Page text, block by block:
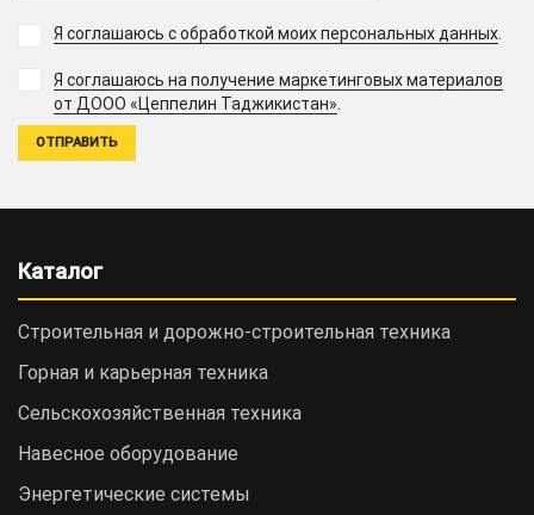
Я соглашаюсь с обработкой моих персональных данных.
Я соглашаюсь на получение маркетинговых материалов
от ДООО «Цеппелин Таджикистан».
Каталог
Строительная и дорожно-cтроительная техника
Горная и карьерная техника
Сельскохозяйственная техника
Навесное оборудование
Энергетические системы